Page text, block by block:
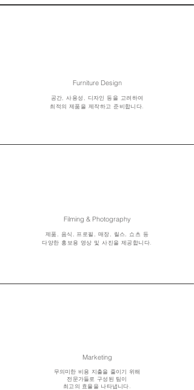
Furniture Design
공간, 사용성, 디자인 등을 고려하여
최적의 제품을 제작하고 준비합니다.
Filming & Photography
제품, 음식, 프로필, 매장, 릴스, 쇼츠 등
다양한 홍보용 영상 및 사진을 제공합니다.
Marketing
무의미한 비용 지출을 줄이기 위해
​전문가들로 구성된 팀이
최고의 효율을 나타냅니다.